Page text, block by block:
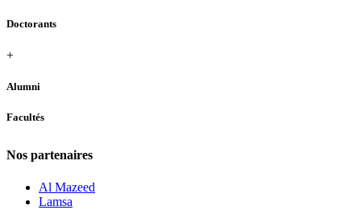
Doctorants
+
Alumni
Facultés
Nos partenaires
Al Mazeed
Lamsa